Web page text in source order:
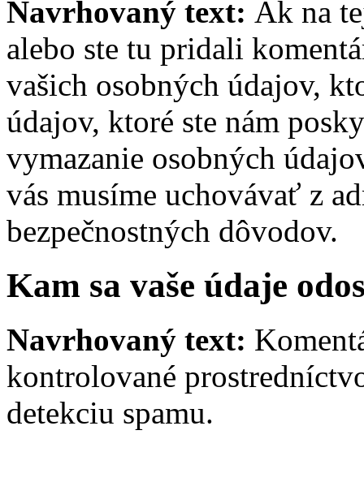
Navrhovaný text: Ak na
alebo ste tu pridali
vašich osobných údajov,
údajov, ktoré ste nám
vymazanie osobných
vás musíme uchovávať z
bezpečnostných dôvodov.
Kam sa vaše údaje
Navrhovaný text:
kontrolované
detekciu spamu.